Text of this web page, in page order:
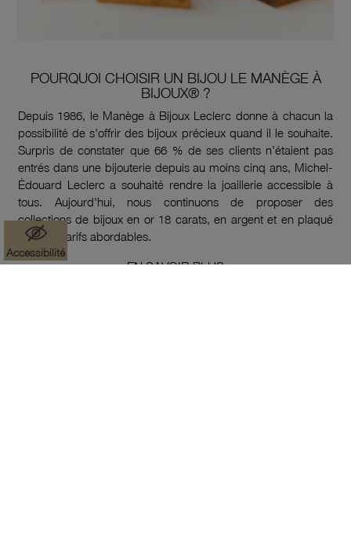
POURQUOI CHOISIR UN BIJOU LE MANÈGE À
BIJOUX® ?
Depuis 1986, le Manège à Bijoux Leclerc donne à chacun la
possibilité de s'offrir des bijoux précieux quand il le souhaite.
Surpris de constater que 66 % de ses clients n’étaient pas
entrés dans une bijouterie depuis au moins cinq ans, Michel-
Édouard Leclerc a souhaité rendre la joaillerie accessible à
tous. Aujourd'hui, nous continuons de proposer des
collections de bijoux en or 18 carats, en argent et en plaqué
or à des tarifs abordables.
EN SAVOIR PLUS
Accessibilité